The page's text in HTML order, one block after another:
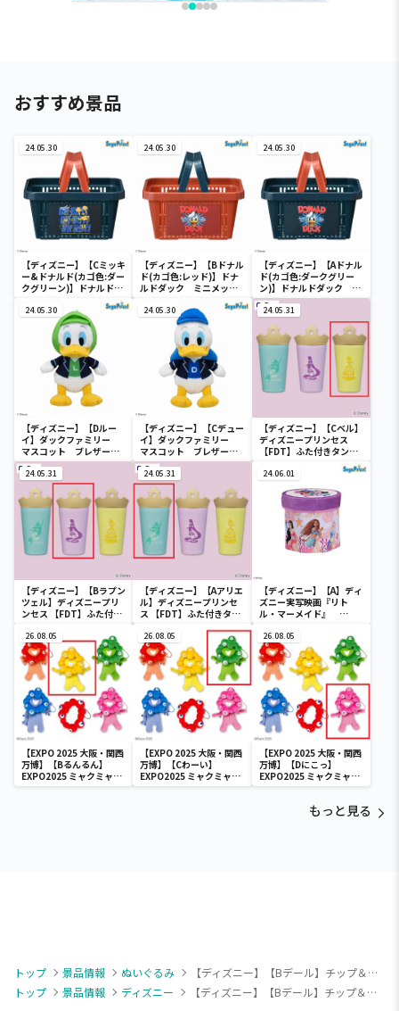
おすすめ景品
24.05.30
【ディズニー】【Cミッキ
ー&ドナルド(カゴ色:ダー
クグリーン)】ドナルドダ
ック ミニメッシュカゴ
24.05.30
【ディズニー】【Bドナル
ド(カゴ色:レッド)】ドナ
ルドダック ミニメッシ
24.05.30
【ディズニー】【Aドナル
ド(カゴ色:ダークグリー
ン)】ドナルドダック ミ
ニメッシュカゴ
24.05.30
【ディズニー】【Dルー
イ】ダックファミリー
マスコット ブレザーコ
スチューム
24.05.30
【ディズニー】【Cデュー
イ】ダックファミリー
マスコット ブレザーコ
スチューム
24.05.31
【ディズニー】【Cベル】
ディズニープリンセス
【FDT】ふた付きタンブ
24.05.31
【ディズニー】【Bラプン
ツェル】ディズニープリ
ンセス 【FDT】ふた付き
24.05.31
【ディズニー】【Aアリエ
ル】ディズニープリンセ
ス 【FDT】ふた付きタン
24.06.01
【ディズニー】【A】ディ
ズニー実写映画『リト
ル・マーメイド』
チェアー
26.08.05
【EXPO 2025 大阪・関西
万博】【Bるんるん】
EXPO2025 ミャクミャク
カラフルゴム紐付きぬい
26.08.05
【EXPO 2025 大阪・関西
万博】【Cわーい】
EXPO2025 ミャクミャク
カラフルゴム紐付きぬい
26.08.05
【EXPO 2025 大阪・関西
万博】【Dにこっ】
EXPO2025 ミャクミャク
カラフルゴム紐付きぬい
もっと見る
トップ 景品情報 ぬいぐるみ
【ディズニー】【Bデール】チップ＆デール ミルキーボア BIGぬいぐるみ
トップ
景品情報 ディズニー 【ディズニー】【Bデール】チップ＆デール ミルキーボア BIGぬいぐるみ